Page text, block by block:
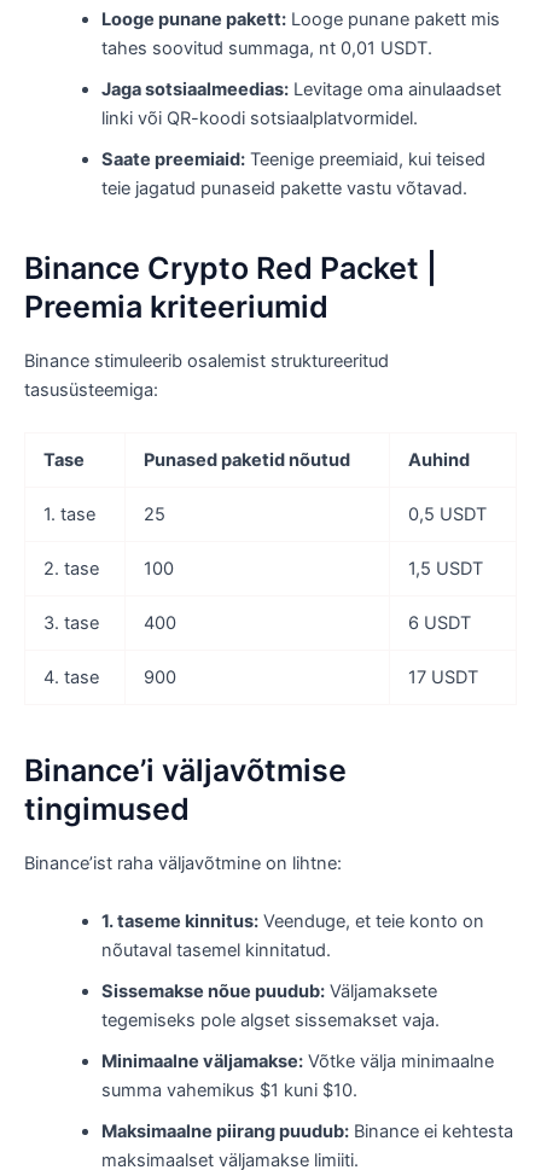
Looge punane pakett:Looge punane pakett mis
tahes soovitud summaga, nt 0,01 USDT.
Jaga sotsiaalmeedias:Levitage oma ainulaadset
linki või QR-koodi sotsiaalplatvormidel.
Saate preemiaid:Teenige preemiaid, kui teised
teie jagatud punaseid pakette vastu võtavad.
Binance Crypto Red Packet |
Preemia kriteeriumid
Binance stimuleerib osalemist struktureeritud
tasusüsteemiga:
Tase Punased paketid nõutud Auhind
1. tase 25 0,5 USDT
2. tase 100 1,5 USDT
3. tase 400 6 USDT
4. tase 900 17 USDT
Binance’i väljavõtmise
tingimused
Binance’ist raha väljavõtmine on lihtne:
1. taseme kinnitus:Veenduge, et teie konto on
nõutaval tasemel kinnitatud.
Sissemakse nõue puudub:Väljamaksete
tegemiseks pole algset sissemakset vaja.
Minimaalne väljamakse:Võtke välja minimaalne
summa vahemikus $1 kuni $10.
Maksimaalne piirang puudub:Binance ei kehtesta
maksimaalset väljamakse limiiti.